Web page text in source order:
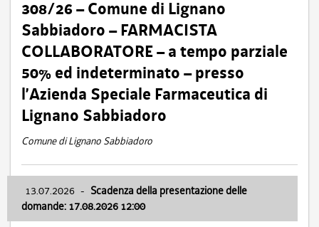
308/26 – Comune di Lignano
Sabbiadoro – FARMACISTA
COLLABORATORE – a tempo parziale
50% ed indeterminato – presso
l’Azienda Speciale Farmaceutica di
Lignano Sabbiadoro
Comune di Lignano Sabbiadoro
13.07.2026 - Scadenza della presentazione delle
domande: 17.08.2026 12:00